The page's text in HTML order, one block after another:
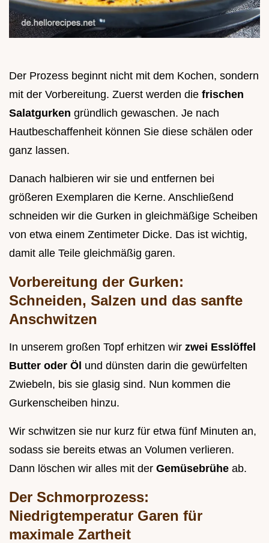
Der Prozess beginnt nicht mit dem Kochen, sondern
mit der Vorbereitung. Zuerst werden die frischen
Salatgurken gründlich gewaschen. Je nach
Hautbeschaffenheit können Sie diese schälen oder
ganz lassen.
Danach halbieren wir sie und entfernen bei
größeren Exemplaren die Kerne. Anschließend
schneiden wir die Gurken in gleichmäßige Scheiben
von etwa einem Zentimeter Dicke. Das ist wichtig,
damit alle Teile gleichmäßig garen.
Vorbereitung der Gurken:
Schneiden, Salzen und das sanfte
Anschwitzen
In unserem großen Topf erhitzen wir zwei Esslöffel
Butter oder Öl und dünsten darin die gewürfelten
Zwiebeln, bis sie glasig sind. Nun kommen die
Gurkenscheiben hinzu.
Wir schwitzen sie nur kurz für etwa fünf Minuten an,
sodass sie bereits etwas an Volumen verlieren.
Dann löschen wir alles mit der Gemüsebrühe ab.
Der Schmorprozess:
Niedrigtemperatur Garen für
maximale Zartheit